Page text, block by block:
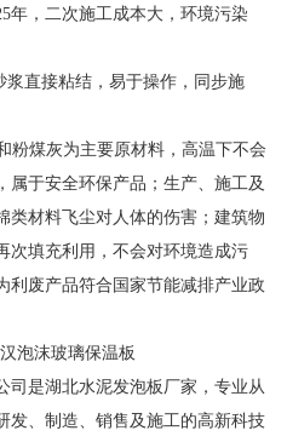
年，二次施工成本大，环境污染
直接粘结，易于操作，同步施
粉煤灰为主要原材料，高温下不会
属于安全环保产品；生产、施工及
类材料飞尘对人体的伤害；建筑物
次填充利用，不会对环境造成污
利废产品符合国家节能减排产业政
司是湖北水泥发泡板厂家，专业从
发、制造、销售及施工的高新科技